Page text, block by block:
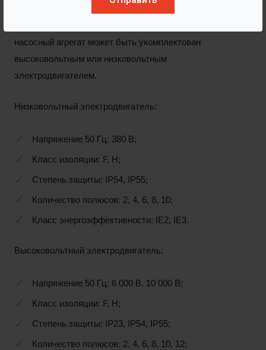
насосный агрегат может быть укомплектован
высоковольтным или низковольтным
электродвигателем.
Низковольтный электродвигатель:
Напряжение 50 Гц: 380 В;
Класс изоляции: F, H;
Степень защиты: IP54, IP55;
Количество полюсов: 2, 4, 6, 8, 10;
Класс энергоэффективности: IE2, IE3.
Высоковольтный электродвигатель:
Напряжение 50 Гц: 6 000 В, 10 000 В;
Класс изоляции: F, H;
Степень защиты: IP23, IP54, IP55;
Количество полюсов: 2, 4, 6, 8, 10, 12;